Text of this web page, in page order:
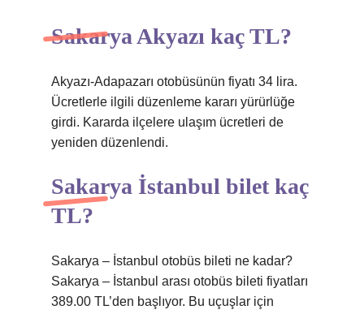
Sakarya Akyazı kaç TL?
Akyazı-Adapazarı otobüsünün fiyatı 34 lira.
Ücretlerle ilgili düzenleme kararı yürürlüğe
girdi. Kararda ilçelere ulaşım ücretleri de
yeniden düzenlendi.
Sakarya İstanbul bilet kaç
TL?
Sakarya – İstanbul otobüs bileti ne kadar?
Sakarya – İstanbul arası otobüs bileti fiyatları
389.00 TL’den başlıyor. Bu uçuşlar için